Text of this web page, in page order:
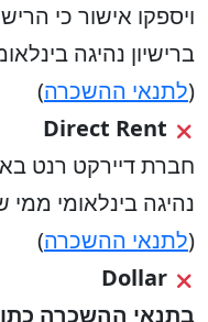
ויספקו אישור כי
ברישיון נהיגה
(לתנאי ההשכרה)
Direct Rent
חברת דיירקט רנט
נהיגה בינלאומי ממי
(לתנאי ההשכרה)
Dollar
בתנאי ההשכרה